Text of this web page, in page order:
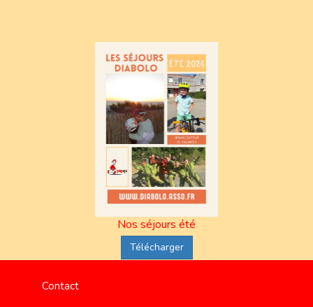
Nos séjours été
Télécharger
Contact